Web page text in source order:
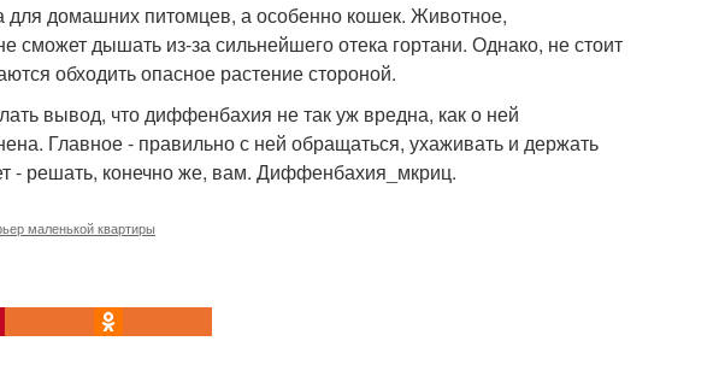
домашних питомцев, а особенно кошек. Животное,
сможет дышать из-за сильнейшего отека гортани. Однако, не стоит
обходить опасное растение стороной.
вывод, что диффенбахия не так уж вредна, как о ней
Главное - правильно с ней обращаться, ухаживать и держать
- решать, конечно же, вам. Диффенбахия_мкриц.
маленькой квартиры